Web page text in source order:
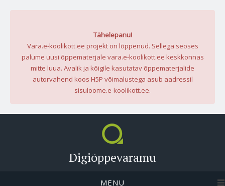
Tähelepanu!
Vara.e-koolikott.ee projekt on lõppenud. Sellega seoses
palume uusi õppematerjale vara.e-koolikott.ee keskkonnas
mitte luua. Avalik ja kõigile kasutatav õppematerjalide
autorvahend koos H5P võimalustega asub aadressil
sisuloome.e-koolikott.ee.
Digiõppevaramu
MENU